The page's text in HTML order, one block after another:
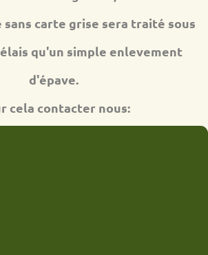
sans carte grise sera traité sous
qu'un simple enlevement
d'épave.
cela contacter nous: